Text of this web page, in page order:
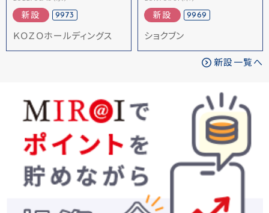
新設 9973
ＫＯＺＯホールディングス
新設 9969
ショクブン
新設一覧へ